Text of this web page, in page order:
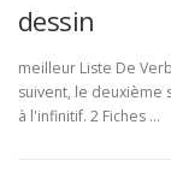
dessin
meilleur Liste De
suivent, le deuxième
à l'infinitif. 2 Fiches …